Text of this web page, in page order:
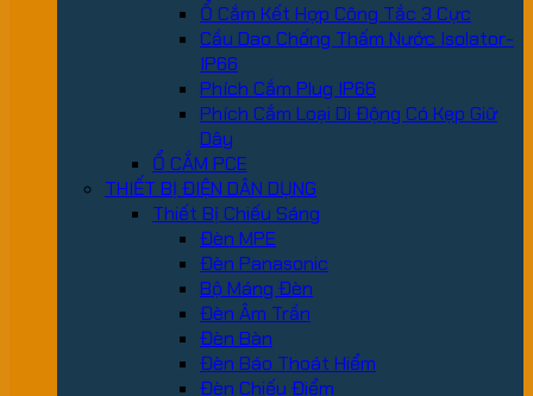
Ổ Cắm Kết Hợp Công Tắc 3 Cực
Cầu Dao Chống Thấm Nước Isolator-
IP66
Phích Cắm Plug IP66
Phích Cắm Loại Di Động Có Kẹp Giữ
Dây
Ổ CẮM PCE
THIẾT BỊ ĐIỆN DÂN DỤNG
Thiết Bị Chiếu Sáng
Đèn MPE
Đèn Panasonic
Bộ Máng Đèn
Đèn Âm Trần
Đèn Bàn
Đèn Báo Thoát Hiểm
Đèn Chiếu Điểm